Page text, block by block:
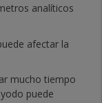
analíticos
afectar la
mucho tiempo
puede